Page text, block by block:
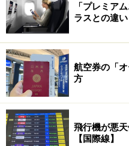
国会議事堂前の広場は多く
次なる自転車大国はドイ
所は、現地在住ガイドが
観光スポットの説明を行
間、ひとしきり自転車を
すすめのパブでおいしい
「プレミア
ラスとの違
航空券の「
方
飛行機が悪
【国際線】